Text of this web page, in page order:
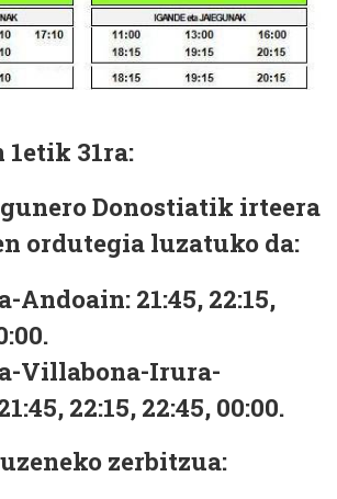
31ra:
Donostiatik irteera
ordutegia luzatuko da:
Andoain: 21:45, 22:15,
Villabona-Irura-
22:15, 22:45, 00:00.
zerbitzua: